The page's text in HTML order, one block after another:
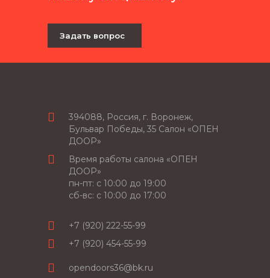
Задать вопрос
394088, Россия, г. Воронеж,
Бульвар Победы, 35 Салон «ОПЕН
ДООР»
Время работы салона «ОПЕН
ДООР»
пн-пт: c 10:00 до 19:00
сб-вс: с 10:00 до 17:00
+7 (920) 222-55-99
+7 (920) 454-55-99
opendoors36@bk.ru